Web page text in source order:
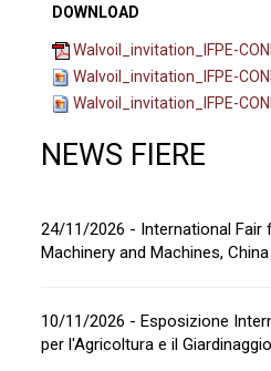
DOWNLOAD
Walvoil_invitation_IFPE-
Walvoil_invitation_IFPE-
Walvoil_invitation_IFPE-
NEWS FIERE
24/11/2026 - International Fair
Machinery and Machines, China
10/11/2026 - Esposizione
per l'Agricoltura e il